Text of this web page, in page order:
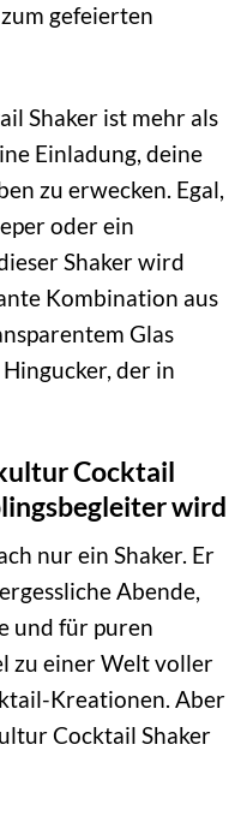
gefeierten
Shaker ist mehr als
Einladung, deine
zu erwecken. Egal,
oder ein
Shaker wird
Kombination aus
Glas
der in
Cocktail
wird
nur ein Shaker. Er
Abende,
und für puren
zu einer Welt voller
Kreationen. Aber
Cocktail Shaker